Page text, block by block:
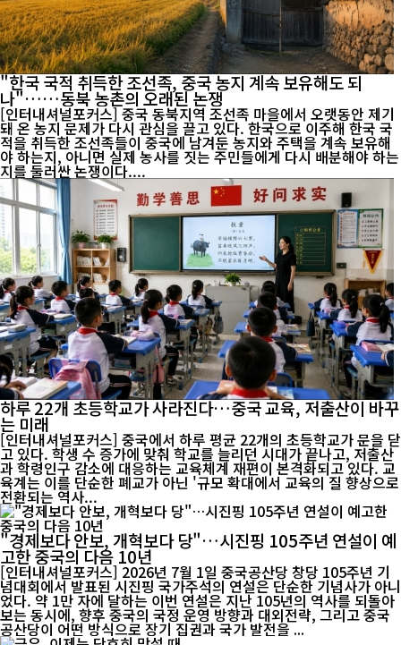
"한국 국적 취득한 조선족, 중국 농지 계속 보유해도 되
나"……동북 농촌의 오래된 논쟁
[인터내셔널포커스] 중국 동북지역 조선족 마을에서 오랫동안 제기
돼 온 농지 문제가 다시 관심을 끌고 있다. 한국으로 이주해 한국 국
적을 취득한 조선족들이 중국에 남겨둔 농지와 주택을 계속 보유해
야 하는지, 아니면 실제 농사를 짓는 주민들에게 다시 배분해야 하는
지를 둘러싼 논쟁이다....
하루 22개 초등학교가 사라진다…중국 교육, 저출산이 바꾸
는 미래
[인터내셔널포커스] 중국에서 하루 평균 22개의 초등학교가 문을 닫
고 있다. 학생 수 증가에 맞춰 학교를 늘리던 시대가 끝나고, 저출산
과 학령인구 감소에 대응하는 교육체계 재편이 본격화되고 있다. 교
육계는 이를 단순한 폐교가 아닌 '규모 확대에서 교육의 질 향상으로
전환되는 역사...
"경제보다 안보, 개혁보다 당"…시진핑 105주년 연설이 예
고한 중국의 다음 10년
[인터내셔널포커스] 2026년 7월 1일 중국공산당 창당 105주년 기
념대회에서 발표된 시진핑 국가주석의 연설은 단순한 기념사가 아니
었다. 약 1만 자에 달하는 이번 연설은 지난 105년의 역사를 되돌아
보는 동시에, 향후 중국의 국정 운영 방향과 대외전략, 그리고 중국
공산당이 어떤 방식으로 장기 집권과 국가 발전을 ...